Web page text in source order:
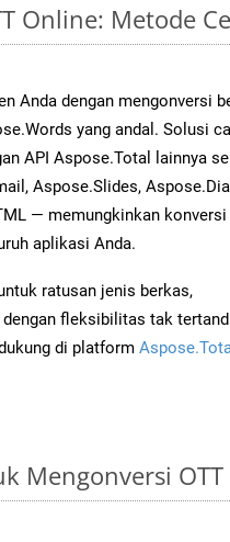
Online: Metode
Anda dengan mengonversi
yang andal. Solusi
API Aspose.Total lainnya
Aspose.Slides,
— memungkinkan konversi
aplikasi Anda.
ratusan jenis berkas,
fleksibilitas tak
di platform
Mengonversi